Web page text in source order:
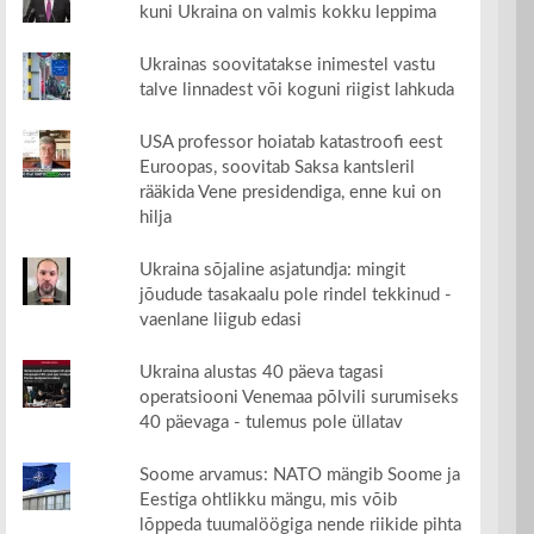
kuni Ukraina on valmis kokku leppima
Ukrainas soovitatakse inimestel vastu
talve linnadest või koguni riigist lahkuda
USA professor hoiatab katastroofi eest
Euroopas, soovitab Saksa kantsleril
rääkida Vene presidendiga, enne kui on
hilja
Ukraina sõjaline asjatundja: mingit
jõudude tasakaalu pole rindel tekkinud -
vaenlane liigub edasi
Ukraina alustas 40 päeva tagasi
operatsiooni Venemaa põlvili surumiseks
40 päevaga - tulemus pole üllatav
Soome arvamus: NATO mängib Soome ja
Eestiga ohtlikku mängu, mis võib
lõppeda tuumalöögiga nende riikide pihta